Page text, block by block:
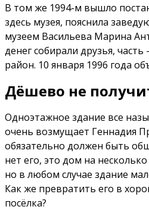
В том же 1994-м вышло
здесь музея, пояснила
музеем Васильева Марина
денег собирали друзья,
район. 10 января 1996 года
Дёшево не
Одноэтажное здание все
очень возмущает Геннадия
обязательно должен быть
нет его, это дом на
но в любом случае здание
Как же превратить его в
посёлка?